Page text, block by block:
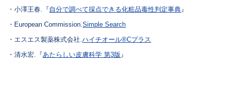
・小澤王春.『 自分で調べて採点できる化粧品毒性判定事典』
・European Commission.Simple Search
・エスエス製薬株式会社.ハイチオール®︎Cプラス
・清水宏.『あたらしい皮膚科学 第3版』